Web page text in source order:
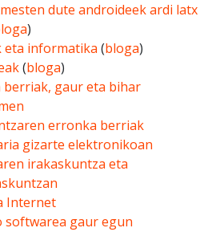
dute androideek ardi latx
)
eta informatika (bloga)
(bloga)
berriak, gaur eta bihar
erronka berriak
gizarte elektronikoan
irakaskuntza eta
Internet
softwarea gaur egun